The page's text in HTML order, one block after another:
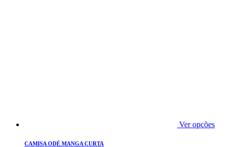
Ver opções
CAMISA ODÉ MANGA CURTA